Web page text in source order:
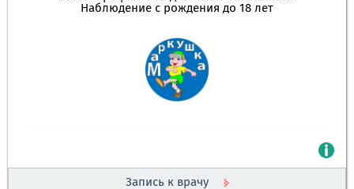
Наблюдение с рождения до 18 лет
Запись к врачу